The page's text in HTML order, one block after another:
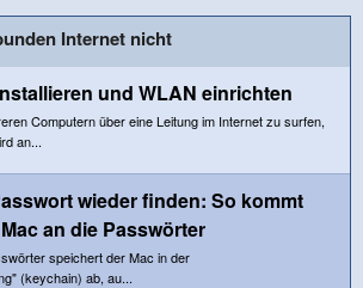
Internet nicht
und WLAN einrichten
Computern über eine Leitung im Internet zu surfen,
an...
wieder finden: So kommt
an die Passwörter
speichert der Mac in der
(keychain) ab, au...